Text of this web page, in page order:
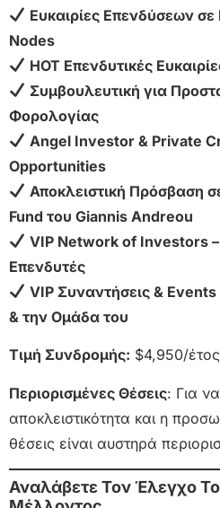
Ευκαιρίες Επενδύσεων
Nodes
HOT Επενδυτικές
Συμβουλευτική για
Φορολογίας
Angel Investor & Private
Opportunities
Αποκλειστική Πρόσβαση
Fund του Giannis Andreou
VIP Network of Investors
Επενδυτές
VIP Συναντήσεις &
& την Ομάδα του
Τιμή Συνδρομής: $4,950/
Περιορισμένες Θέσεις: Για
αποκλειστικότητα και η
θέσεις είναι αυστηρά
Αναλάβετε Τον Έλεγχο